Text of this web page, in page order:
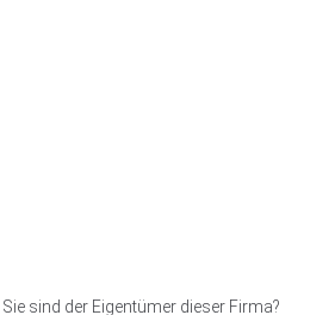
sind der Eigentümer dieser Firma?